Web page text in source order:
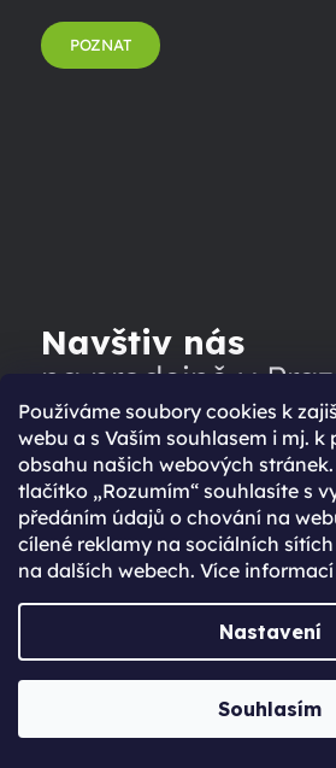
Používáme soubory cookies k
webu a s Vaším souhlasem i mj. k
obsahu našich webových
tlačítko „Rozumím“ souhlasíte s
předáním údajů o chování na
cílené reklamy na sociálních
na dalších webech. Více informací
Nastavení
Souhlasím
POZNAT
Navštiv nás
na prodejně v
Po-Ne: 8:30 - 20:00
NAVŠTÍVIT